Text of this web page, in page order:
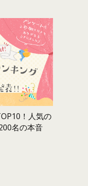
！人気の
名の本音